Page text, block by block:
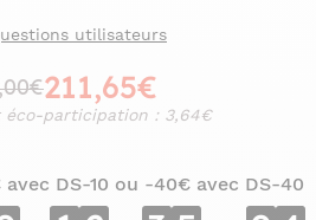
utilisateurs
211,65€
éco-participation : 3,64€
avec DS-10 ou -40€ avec DS-40